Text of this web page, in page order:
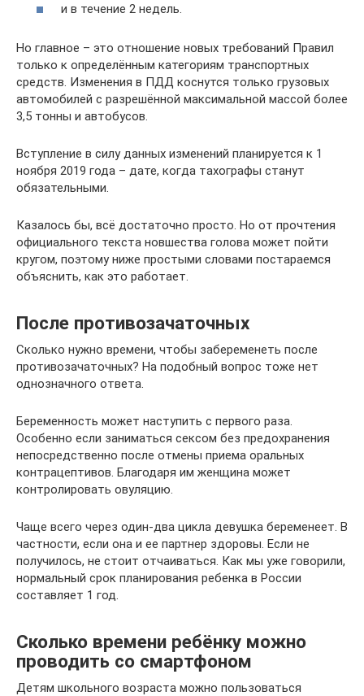
и в течение 2 недель.
Но главное – это отношение новых требований Правил
только к определённым категориям транспортных
средств. Изменения в ПДД коснутся только грузовых
автомобилей с разрешённой максимальной массой более
3,5 тонны и автобусов.
Вступление в силу данных изменений планируется к 1
ноября 2019 года – дате, когда тахографы станут
обязательными.
Казалось бы, всё достаточно просто. Но от прочтения
официального текста новшества голова может пойти
кругом, поэтому ниже простыми словами постараемся
объяснить, как это работает.
После противозачаточных
Сколько нужно времени, чтобы забеременеть после
противозачаточных? На подобный вопрос тоже нет
однозначного ответа.
Беременность может наступить с первого раза.
Особенно если заниматься сексом без предохранения
непосредственно после отмены приема оральных
контрацептивов. Благодаря им женщина может
контролировать овуляцию.
Чаще всего через один-два цикла девушка беременеет. В
частности, если она и ее партнер здоровы. Если не
получилось, не стоит отчаиваться. Как мы уже говорили,
нормальный срок планирования ребенка в России
составляет 1 год.
Сколько времени ребёнку можно
проводить со смартфоном
Детям школьного возраста можно пользоваться